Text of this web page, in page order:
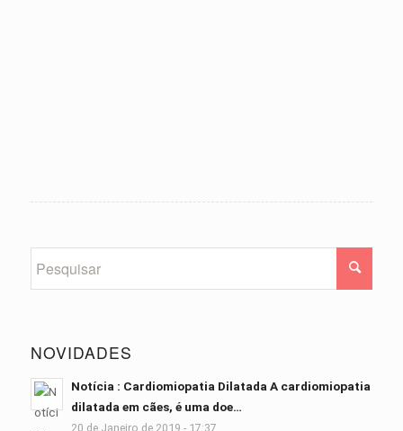
NOVIDADES
Notícia : Cardiomiopatia Dilatada A cardiomiopatia
dilatada em cães, é uma doe…
20 de Janeiro de 2019 - 17:37